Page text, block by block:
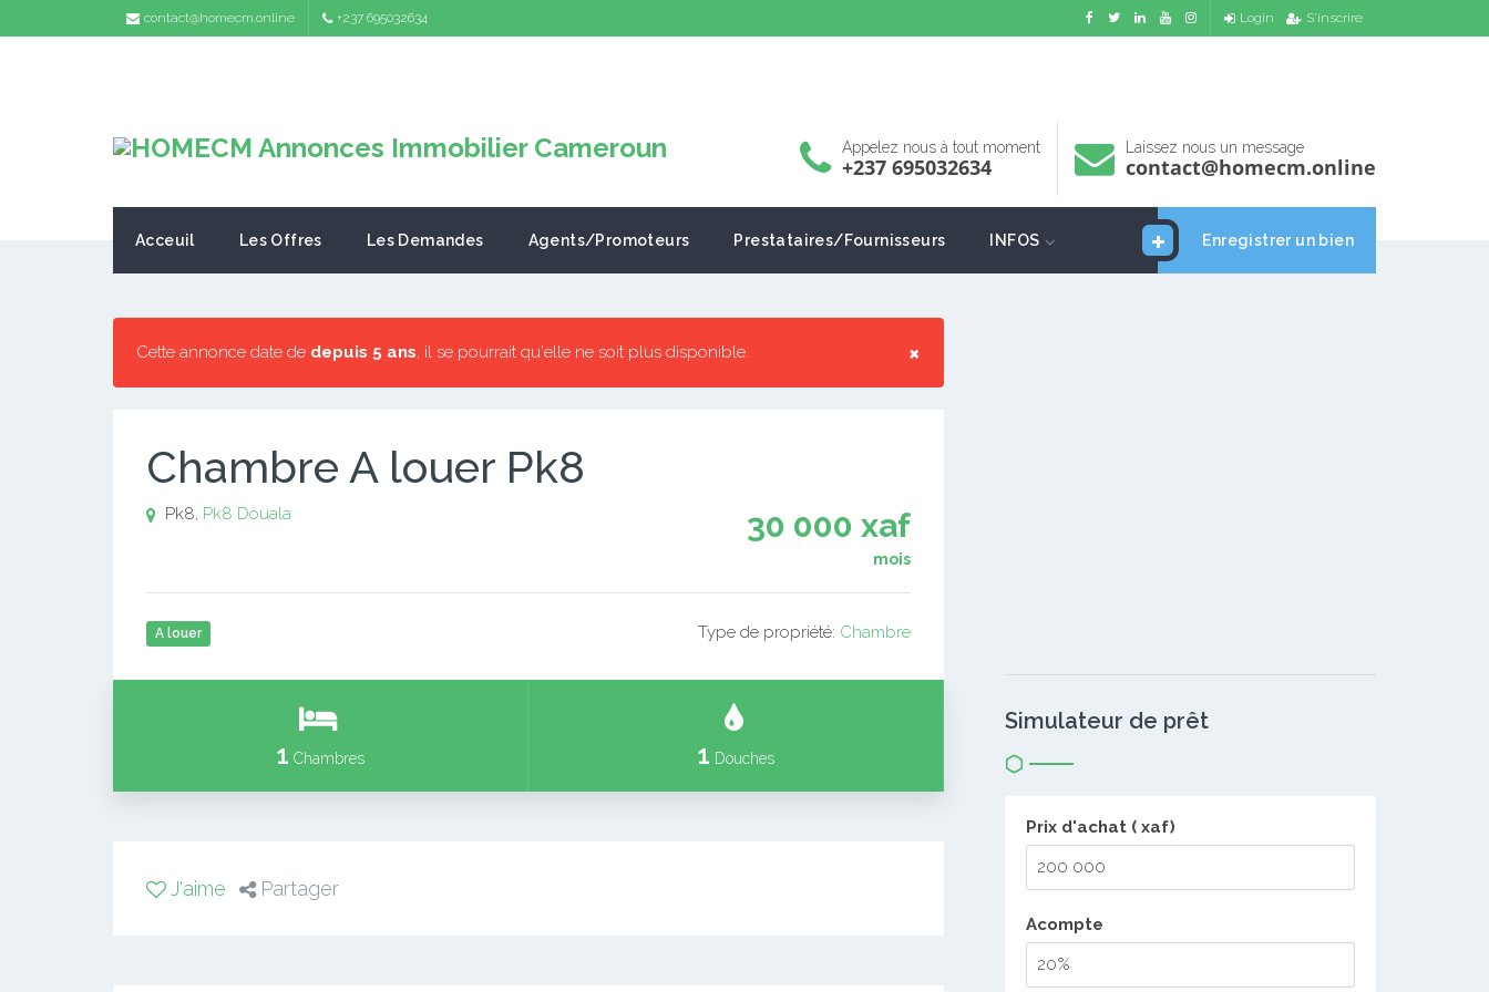
contact@homecm.online +237 695032634 Login S'inscrire
Appelez nous à tout moment
+237 695032634
Laissez nous un message
contact@homecm.online
Enregistrer un bien
Acceuil Les Offres Les Demandes Agents/Promoteurs Prestataires/Fournisseurs INFOS
×
Cette annonce date de depuis 5 ans, il se pourrait qu'elle ne soit plus disponible.
Chambre A louer Pk8
30 000 xaf
mois
Pk8, Pk8 Douala
A louer Type de propriété: Chambre
1 Chambres 1 Douches
J'aime Partager
Simulateur de prêt
Prix d'achat ( xaf)
Acompte